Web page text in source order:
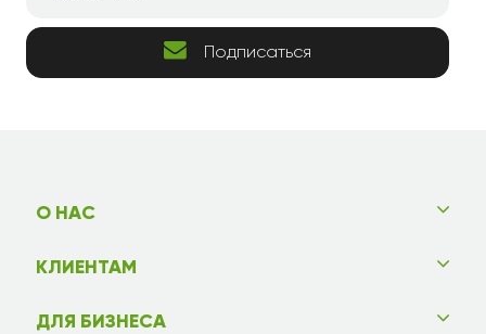
Подписаться
О НАС
КЛИЕНТАМ
ДЛЯ БИЗНЕСА